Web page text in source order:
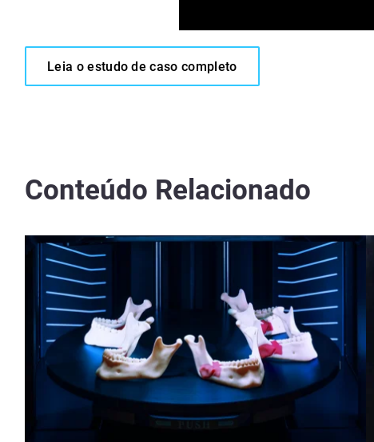
Leia o estudo de caso completo
Conteúdo Relacionado